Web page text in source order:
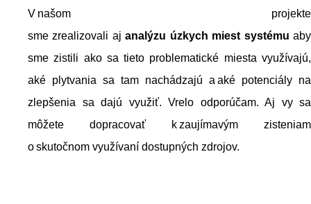
V našom projekte
sme zrealizovali ajanalýzu úzkych miest systémuaby
sme zistili ako sa tieto problematické miesta využívajú,
aké plytvania sa tam nachádzajú a aké potenciály na
zlepšenia sa dajú využiť. Vrelo odporúčam. Aj vy sa
môžete dopracovať k zaujímavým zisteniam
o skutočnom využívaní dostupných zdrojov.